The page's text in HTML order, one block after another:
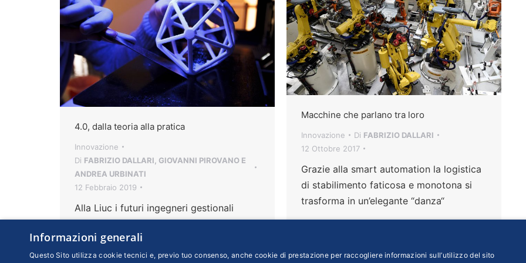
4.0, dalla teoria alla pratica
Innovazione
Di FABRIZIO DALLARI, GIOVANNI PIROVANO E
ANDREA URBINATI
12 Febbraio 2019
Alla Liuc i futuri ingegneri gestionali
possono mettersi alla prova con I-Fab,
una fabbrica digitale in scala 1:1 per
apprendere sul campo i paradigmi di
Macchine che parlano tra loro
Innovazione Di FABRIZIO DALLARI
12 Ottobre 2017
Grazie alla smart automation la logistica
di stabilimento faticosa e monotona si
trasforma in un’elegante “danza“
Informazioni generali
Questo Sito utilizza cookie tecnici e, previo tuo consenso, anche cookie di prestazione per raccogliere informazioni sull’utilizzo del sito